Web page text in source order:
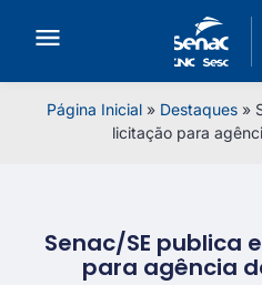
Página Inicial » Destaques »
licitação para
Senac/SE publica
para agência